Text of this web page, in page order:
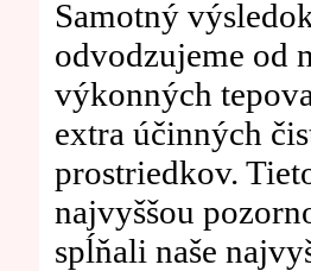
Samotný
odvodzujeme od
výkonných
extra účinných
prostriedkov.
najvyššou
spĺňali naše